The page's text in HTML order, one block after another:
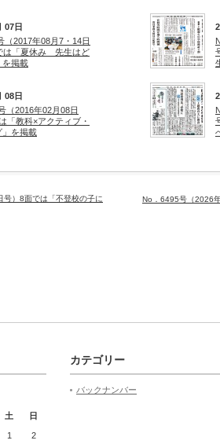
07日
（2017年08月7・14日
は「夏休み 先生はど
を掲載
08日
（2016年02月08日
「教科×アクティブ・
」を掲載
）8面では「不登校の子に
No．6495号（2026
土 日
1 2
カテゴリー
バックナンバー